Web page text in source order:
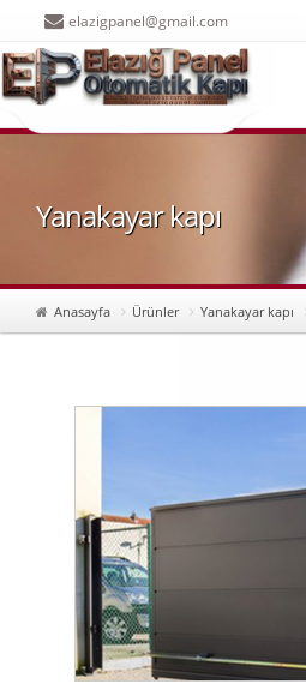
elazigpanel@gmail.com
Yanakayar kapı
Anasayfa Ürünler Yanakayar kapı